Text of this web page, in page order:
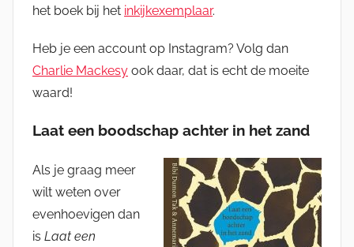
het boek bij het inkijkexemplaar.
Heb je een account op Instagram? Volg dan
Charlie Mackesy ook daar, dat is echt de moeite
waard!
Laat een boodschap achter in het zand
Als je graag meer
wilt weten over
evenhoevigen dan
is Laat een